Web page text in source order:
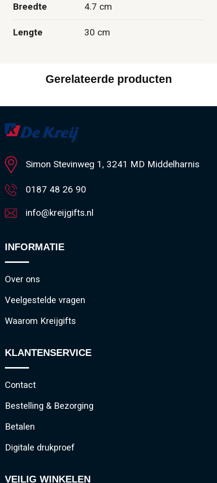
Breedte 4.7 cm
Lengte 30 cm
Gerelateerde producten
Simon Stevinweg 1, 3241 MD Middelharnis
0187 48 26 90
info@kreijgifts.nl
INFORMATIE
Over ons
Veelgestelde vragen
Waarom Kreijgifts
KLANTENSERVICE
Contact
Bestelling & Bezorging
Betalen
Digitale drukproef
VEILIG WINKELEN